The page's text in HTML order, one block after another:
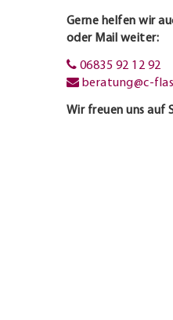
Gerne helfen wir
oder Mail weiter:
06835 92 12 92
beratung@c-
Wir freuen uns auf